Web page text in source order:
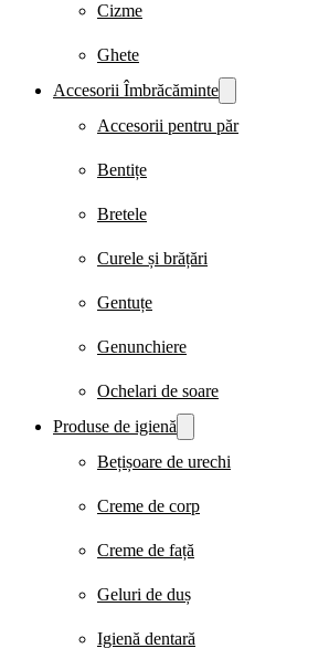
Cizme
Ghete
Accesorii Îmbrăcăminte
Accesorii pentru păr
Bentițe
Bretele
Curele și brățări
Gentuțe
Genunchiere
Ochelari de soare
Produse de igienă
Bețișoare de urechi
Creme de corp
Creme de față
Geluri de duș
Igienă dentară